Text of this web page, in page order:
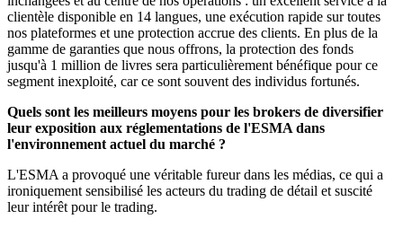
clientèle disponible en 14 langues, une exécution rapide sur toutes
nos plateformes et une protection accrue des clients. En plus de la
gamme de garanties que nous offrons, la protection des fonds
jusqu'à 1 million de livres sera particulièrement bénéfique pour ce
segment inexploité, car ce sont souvent des individus fortunés.
Quels sont les meilleurs moyens pour les brokers de diversifier
leur exposition aux réglementations de l'ESMA dans
l'environnement actuel du marché ?
L'ESMA a provoqué une véritable fureur dans les médias, ce qui a
ironiquement sensibilisé les acteurs du trading de détail et suscité
leur intérêt pour le trading.